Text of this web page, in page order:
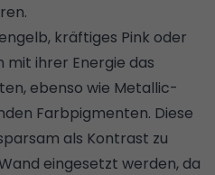
kräftiges Pink oder
ihrer Energie das
ebenso wie Metallic-
Farbpigmenten. Diese
als Kontrast zu
eingesetzt werden, da